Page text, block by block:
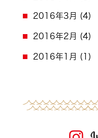
2016年3月 (4)
2016年2月 (4)
2016年1月 (1)